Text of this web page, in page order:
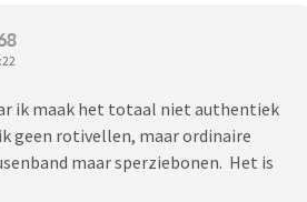
ik maak het totaal niet authentiek
geen rotivellen, maar ordinaire
maar sperziebonen. Het is